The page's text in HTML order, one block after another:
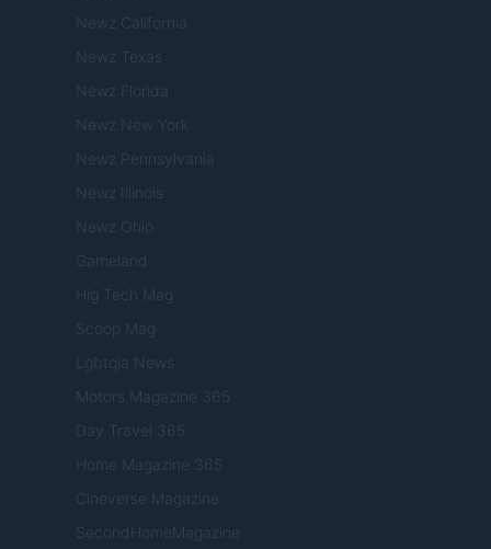
Newz California
Newz Texas
Newz Florida
Newz New York
Newz Pennsylvania
Newz Illinois
Newz Ohio
Gameland
Hig Tech Mag
Scoop Mag
Lgbtqia News
Motors Magazine 365
Day Travel 365
Home Magazine 365
Cineverse Magazine
SecondHomeMagazine